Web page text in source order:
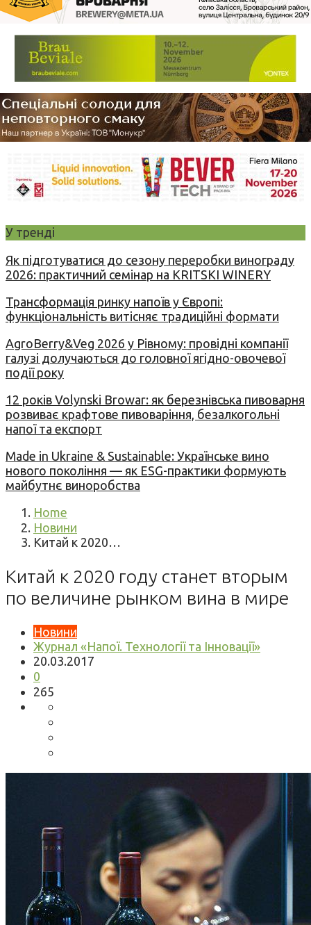
У тренді
Як підготуватися до сезону переробки винограду
2026: практичний семінар на KRITSKI WINERY
Трансформація ринку напоїв у Європі:
функціональність витісняє традиційні формати
AgroBerry&Veg 2026 у Рівному: провідні компанії
галузі долучаються до головної ягідно-овочевої
події року
12 років Volynski Browar: як березнівська пивоварня
розвиває крафтове пивоваріння, безалкогольні
напої та експорт
Made in Ukraine & Sustainable: Українське вино
нового покоління — як ESG-практики формують
майбутнє виноробства
Home
Новини
Китай к 2020…
Китай к 2020 году станет вторым
по величине рынком вина в мире
Новини
Журнал «Напої. Технології та Інновації»
20.03.2017
0
265